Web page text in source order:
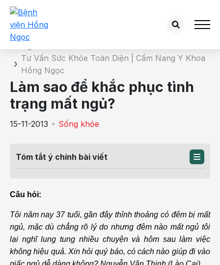
Chi tiết bài tư vấn
Tư Vấn Sức Khỏe Toàn Diện | Cẩm Nang Y Khoa
Hồng Ngọc
Làm sao để khắc phục tình
trạng mất ngủ?
15-11-2013 Sống khỏe
Tóm tắt ý chính bài viết
Câu hỏi:
Tôi năm nay 37 tuổi, gần đây thỉnh thoảng có đêm bị mất
ngủ, mặc dù chẳng rõ lý do nhưng đêm nào mất ngủ tôi
lại nghĩ lung tung nhiều chuyện và hôm sau làm việc
không hiệu quả. Xin hỏi quý báo, có cách nào giúp đi vào